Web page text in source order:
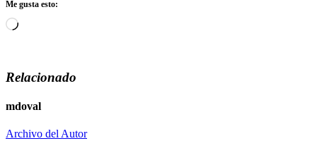
Me gusta esto:
Cargando...
Relacionado
mdoval
Archivo del Autor